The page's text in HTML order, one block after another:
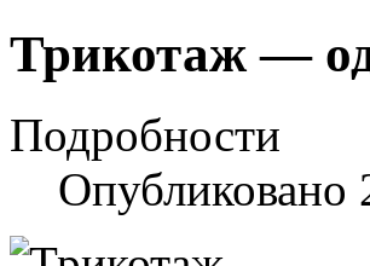
Трикотаж —
Подробности
Опубликовано